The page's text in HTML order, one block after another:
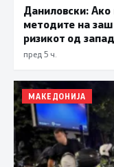
Даниловски: Ако
методите на
ризикот од
пред 5 ч.
МАКЕДОНИЈА